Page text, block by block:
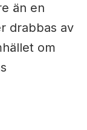
än en
drabbas av
om